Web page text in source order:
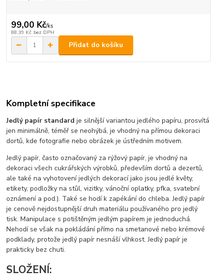
99,00 Kč/ks
88,39 Kč bez DPH
Přidat do košíku
Kompletní specifikace
Jedlý papír standard je silnější variantou jedlého papíru, prosvítá
jen minimálně, téměř se neohýbá, je vhodný na přímou dekoraci
dortů, kde fotografie nebo obrázek je ústředním motivem.
Jedlý papír, často označovaný za rýžový papír, je vhodný na
dekoraci všech cukrářských výrobků, především dortů a dezertů,
ale také na vyhotovení jedlých dekorací jako jsou jedlé květy,
etikety, podložky na stůl, vizitky, vánoční oplatky, pfka, svatební
oznámení a pod.). Také se hodí k zapékání do chleba. Jedlý papír
je cenově nejdostupnější druh materiálu používaného pro jedlý
tisk. Manipulace s potištěným jedlým papírem je jednoduchá.
Nehodí se však na pokládání přímo na smetanové nebo krémové
podklady, protože jedlý papír nesnáší vlhkost. Jedlý papír je
prakticky bez chuti.
SLOŽENÍ: